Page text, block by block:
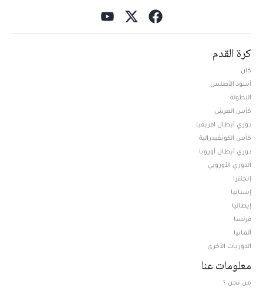
كرة القدم
كان
أسود الأطلس
البطولة
كأس العرش
دوري أبطال افريقيا
كأس الكونفيدرالية
دوري أبطال أوروبا
الدوري الأوروبي
إنجلترا
إسبانيا
إيطاليا
فرنسا
ألمانيا
الدوريات الأخرى
معلومات عنا
من نحن ؟